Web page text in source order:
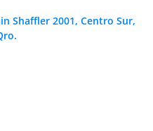
Shaffler 2001, Centro Sur,